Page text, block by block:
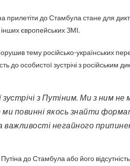
прилетіти до Стамбула стане для
інших європейських ЗМІ.
тему російсько-українських
до особистої зустрічі з російським
повинні якось знайти
важливості негайного
до Стамбула або його